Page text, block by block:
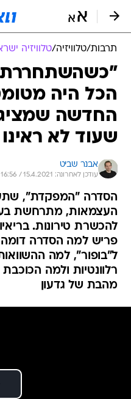
תרבות/טלוויזיה/טלוויזיה
הכל היה
החדשה
שעוד לא ראינו
אבנר שביט
עודכן לאחרונה: 15.4.2021 / 16:56
העצמאות, מתרחשת
להכשרת טירונות.
פריש למה הסדרה דומה
ל"בופור", למה
רלוונטיות ולמה
מהבת של גדעון